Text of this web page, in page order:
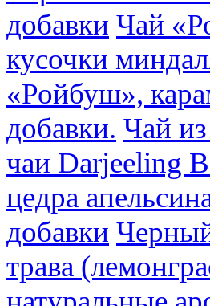
добавки Чай
кусочки
«Ройбуш»,
добавки. Чай
чаи Darjeeling
цедра
добавки
трава